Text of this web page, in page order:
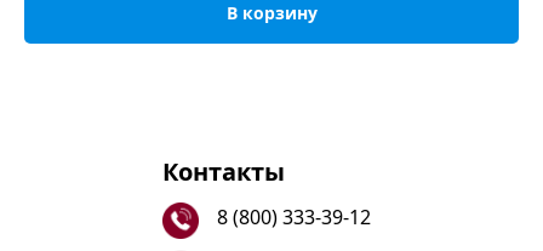
В корзину
Контакты
8 (800) 333-39-12